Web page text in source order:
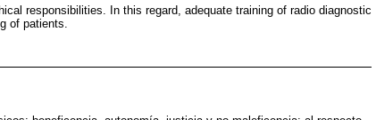
responsibilities. In this regard, adequate training of radio diagnostic
of patients.